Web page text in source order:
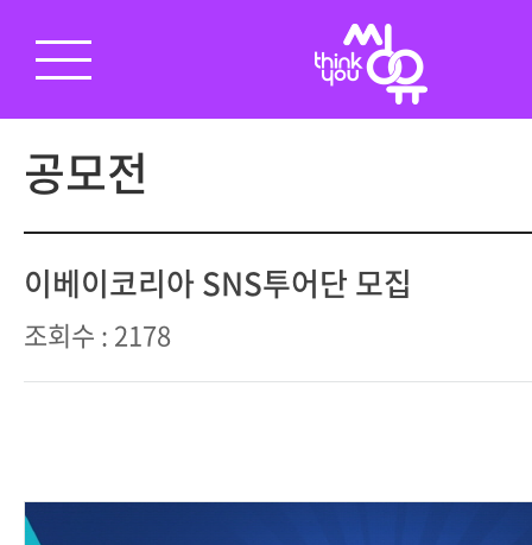
공모전
이베이코리아 SNS투어단 모집
조회수 : 2178